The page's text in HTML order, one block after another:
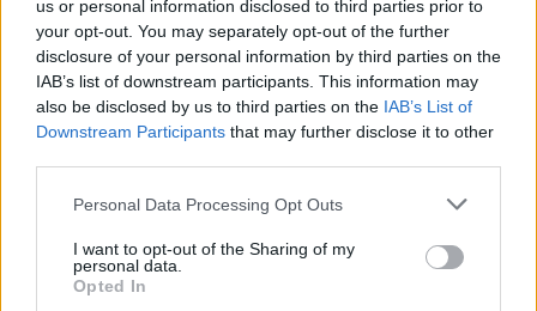
us or personal information disclosed to third parties prior to
your opt-out. You may separately opt-out of the further
disclosure of your personal information by third parties on the
IAB’s list of downstream participants. This information may
also be disclosed by us to third parties on the IAB’s List of
Downstream Participants that may further disclose it to other
Personal Data Processing Opt Outs
I want to opt-out of the Sharing of my
personal data.
Opted In
Yoghurtpannacotta med honung
4 st
1½ msk vatten
3 dl grädde
1½ dl mjölk
2 msk florsocker